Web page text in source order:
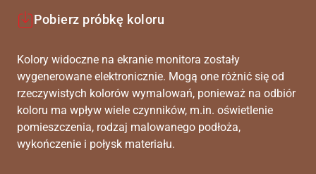
Pobierz próbkę koloru
Kolory widoczne na ekranie monitora zostały
wygenerowane elektronicznie. Mogą one różnić się od
rzeczywistych kolorów wymalowań, ponieważ na odbiór
koloru ma wpływ wiele czynników, m.in. oświetlenie
pomieszczenia, rodzaj malowanego podłoża,
wykończenie i połysk materiału.